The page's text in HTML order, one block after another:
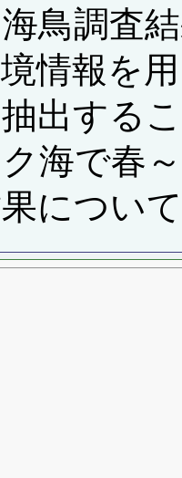
鳥調査
情報を
出する
海で春
につい